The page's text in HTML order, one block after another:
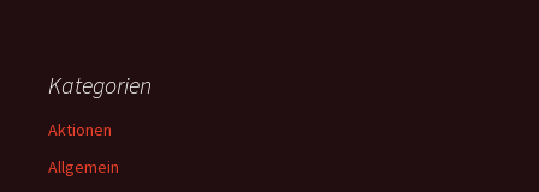
Kategorien
Aktionen
Allgemein